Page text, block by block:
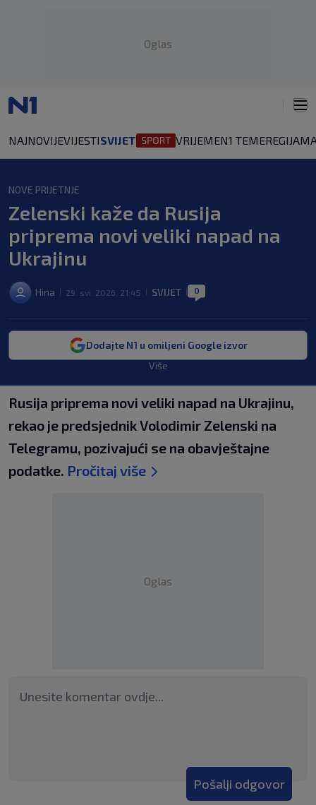
Oglas
NAJNOVIJEVIJESTISVIJET VRIJEMEN1 TEMEREGIJA
NOVE PRIJETNJE
Zelenski kaže da Rusija
priprema novi veliki napad na
Ukrajinu
Hina 29. svi. 2026. 21:45 SVIJET 0
Dodajte N1 u omiljeni Google izvor
Više
Rusija priprema novi veliki napad na Ukrajinu,
rekao je predsjednik Volodimir Zelenski na
Telegramu, pozivajući se na obavještajne
podatke. Pročitaj više
Oglas
Pošalji odgovor